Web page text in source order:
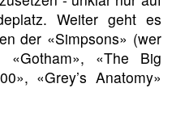
Weiter geht es
der «Simpsons» (wer
«Gotham», «The Big
«Grey’s Anatomy»